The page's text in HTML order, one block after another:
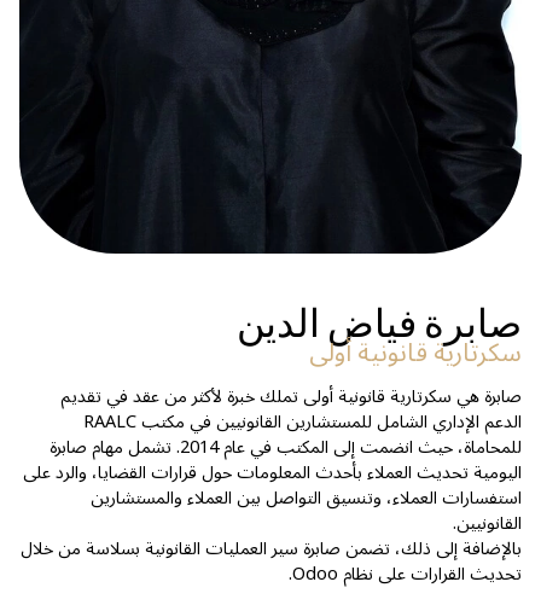
صابرة فياض الدين
سكرتارية قانونية أولى
صابرة هي سكرتارية قانونية أولى تملك خبرة لأكثر من عقد في تقديم
الدعم الإداري الشامل للمستشارين القانونيين في مكتب RAALC
للمحاماة، حيث انضمت إلى المكتب في عام 2014. تشمل مهام صابرة
اليومية تحديث العملاء بأحدث المعلومات حول قرارات القضايا، والرد على
استفسارات العملاء، وتنسيق التواصل بين العملاء والمستشارين
القانونيين.
بالإضافة إلى ذلك، تضمن صابرة سير العمليات القانونية بسلاسة من خلال
تحديث القرارات على نظام Odoo.